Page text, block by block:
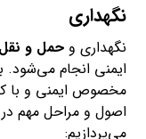
نگهداری
نگهداری وحمل و
ایمنی انجام می‌شود.
مخصوص ایمنی و با
اصول و مراحل مهم
می‌پردازیم: